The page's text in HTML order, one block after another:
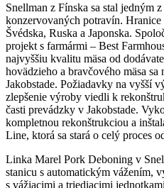
Snellman z Fínska sa stal jedným
konzervovaných potravín. Hranice
Švédska, Ruska a Japonska.
projekt s farmármi – Best
najvyššiu kvalitu mäsa od
hovädzieho a bravčového mäsa sa
Jakobstade. Požiadavky na vyšší
zlepšenie výroby viedli k
časti prevádzky v Jakobstade.
kompletnou rekonštrukciou a
Line, ktorá sa stará o celý proces
Linka Marel Pork Deboning v
stanicu s automatickým vážením,
s vážiacimi a triediacimi